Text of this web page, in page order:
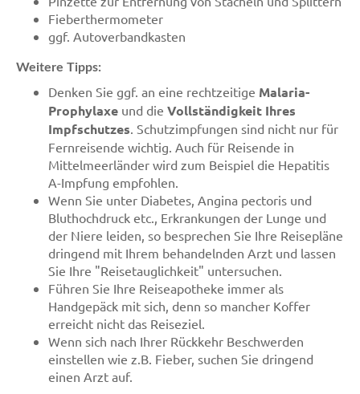
Fieberthermometer
ggf. Autoverbandkasten
Weitere Tipps:
Denken Sie ggf. an eine rechtzeitige Malaria-
Prophylaxe und die Vollständigkeit Ihres
Impfschutzes. Schutzimpfungen sind nicht nur für
Fernreisende wichtig. Auch für Reisende in
Mittelmeerländer wird zum Beispiel die Hepatitis
A-Impfung empfohlen.
Wenn Sie unter Diabetes, Angina pectoris und
Bluthochdruck etc., Erkrankungen der Lunge und
der Niere leiden, so besprechen Sie Ihre Reisepläne
dringend mit Ihrem behandelnden Arzt und lassen
Sie Ihre "Reisetauglichkeit" untersuchen.
Führen Sie Ihre Reiseapotheke immer als
Handgepäck mit sich, denn so mancher Koffer
erreicht nicht das Reiseziel.
Wenn sich nach Ihrer Rückkehr Beschwerden
einstellen wie z.B. Fieber, suchen Sie dringend
einen Arzt auf.